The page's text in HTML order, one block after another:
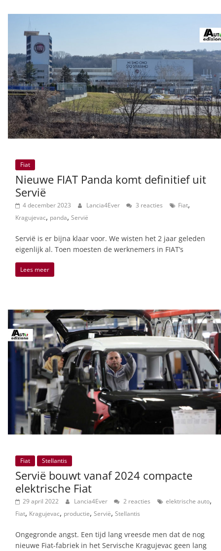
Fiat
Nieuwe FIAT Panda komt definitief uit
Servië
4 december 2023 Lancia4Ever 3 reacties Fiat,
Kragujevac, panda, Servië
Servië is er bijna klaar voor. We wisten het 2 jaar geleden
eigenlijk al. Toen moesten de werknemers in FIAT’s
Lees meer
Fiat Stellantis
Servië bouwt vanaf 2024 compacte
elektrische Fiat
29 april 2022 Lancia4Ever 2 reacties elektrische auto,
Fiat, Kragujevac, productie, Servië, Stellantis
Ongegronde angst. Een tijd lang vreesde men dat de nog
nieuwe Fiat-fabriek in het Servische Kragujevac geen lang